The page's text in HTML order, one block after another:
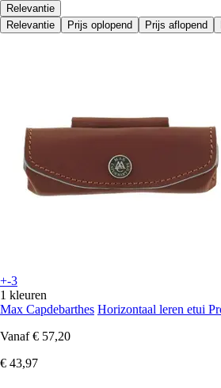
Relevantie
Relevantie
Prijs oplopend Prijs aflopend
+-3
1 kleuren
Max Capdebarthes Horizontaal leren etui
Vanaf € 57,20
€ 43,97